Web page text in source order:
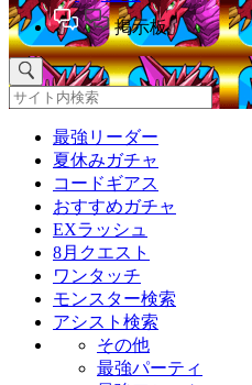
掲示板
最強リーダー
夏休みガチャ
コードギアス
おすすめガチャ
EXラッシュ
8月クエスト
ワンタッチ
モンスター検索
アシスト検索
その他
最強パーティ